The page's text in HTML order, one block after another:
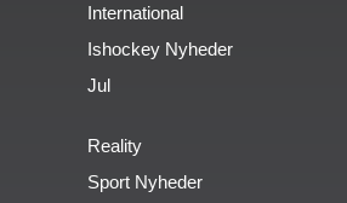
International
Ishockey Nyheder
Jul
Reality
Sport Nyheder